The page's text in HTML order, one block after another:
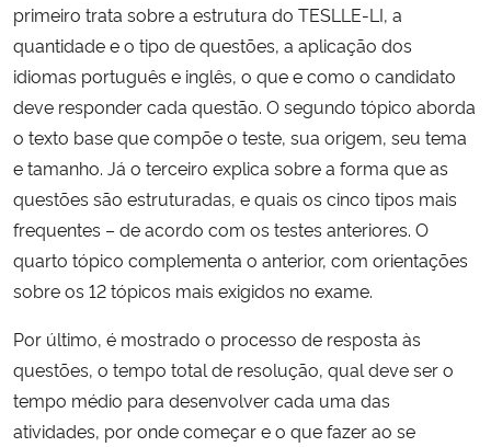
Controladoria-Geral da União
Ministério da Mulher, da Família e dos Direitos Humanos
Secretaria de Governo
Gabinete de Segurança Institucional
Advocacia-Geral da União
primeiro trata sobre a estrutura do TESLLE-LI, a
quantidade e o tipo de questões, a aplicação dos
idiomas português e inglês, o que e como o candidato
deve responder cada questão. O segundo tópico aborda
o texto base que compõe o teste, sua origem, seu tema
e tamanho. Já o terceiro explica sobre a forma que as
questões são estruturadas, e quais os cinco tipos mais
frequentes – de acordo com os testes anteriores. O
quarto tópico complementa o anterior, com orientações
sobre os 12 tópicos mais exigidos no exame.
Por último, é mostrado o processo de resposta às
questões, o tempo total de resolução, qual deve ser o
tempo médio para desenvolver cada uma das
atividades, por onde começar e o que fazer ao se